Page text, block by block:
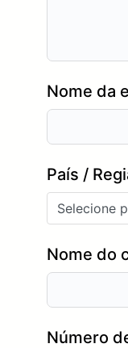
Nome da
País /
Selecione
Nome do
Número